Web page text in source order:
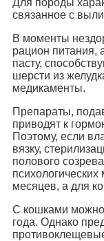
Для породы
связанное с
В моменты
рацион питания,
пасту,
шерсти из
медикаменты.
Препараты,
приводят к
Поэтому, если
вязку,
полового
месяцев, а для
С кошками можно
года. Однако